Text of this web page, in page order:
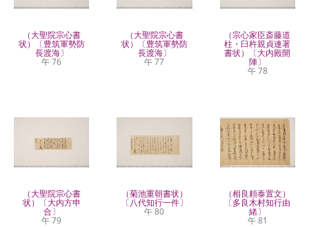
（大聖院宗心書
状）〔豊筑軍勢防
長渡海〕
午 76
（大聖院宗心書
状）〔豊筑軍勢防
長渡海〕
午 77
（宗心家臣斎藤道
柱・臼杵親貞連署
書状）〔大内殿開
陣〕
午 78
（大聖院宗心書
状）〔大内方申
合〕
午 79
（菊池重朝書状）
〔八代知行一件〕
午 80
（相良頼泰置文）
〔多良木村知行由
緒〕
午 81